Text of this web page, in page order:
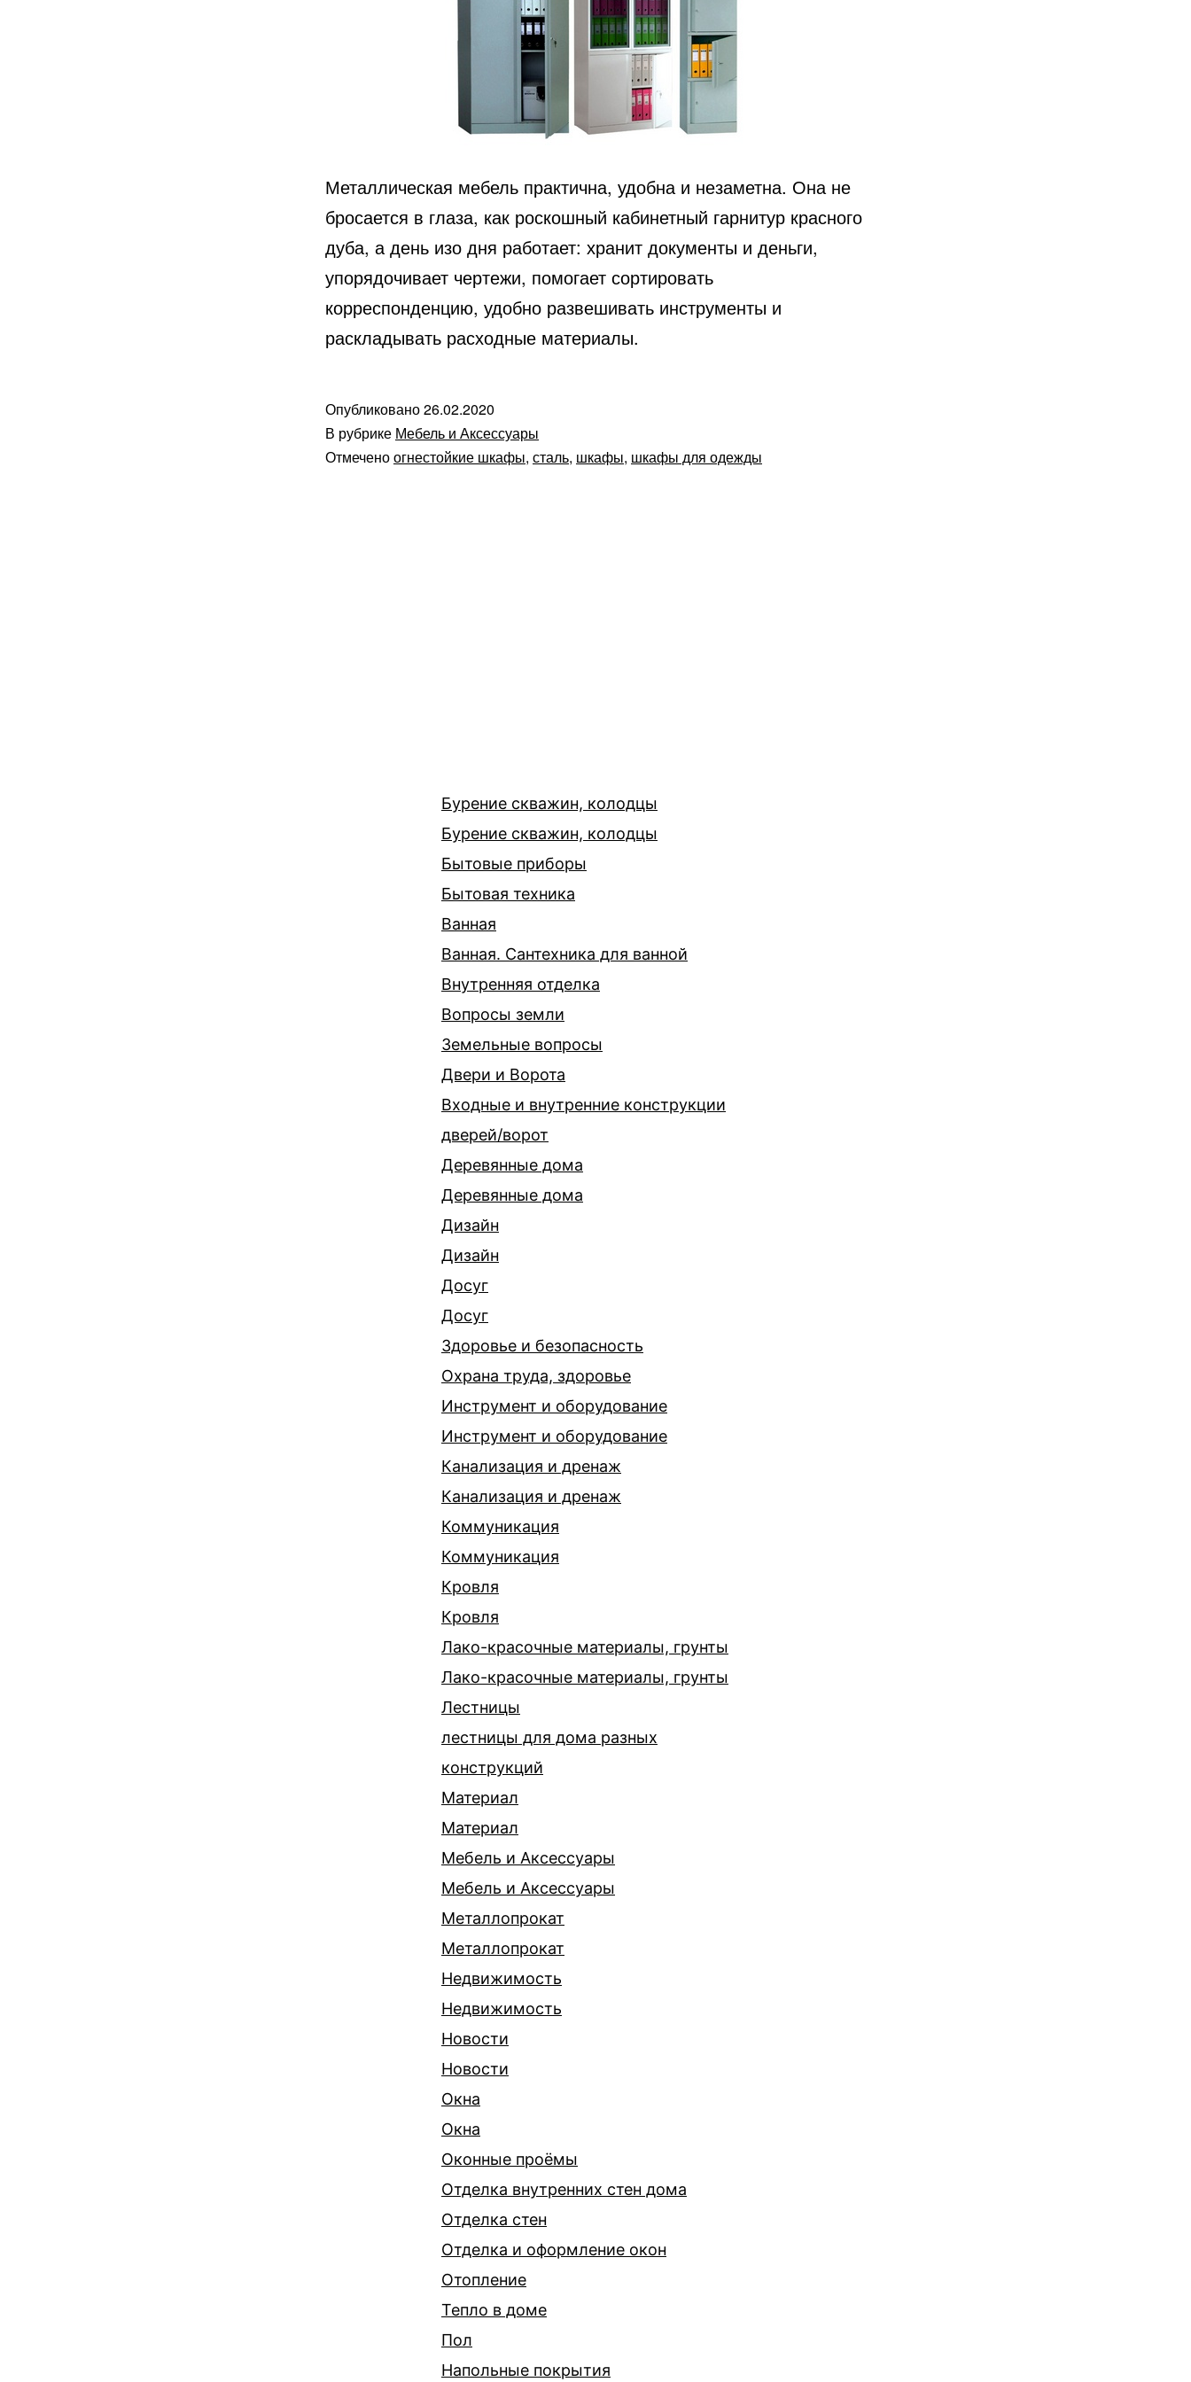
Металлическая мебель практична, удобна и незаметна. Она не
бросается в глаза, как роскошный кабинетный гарнитур красного
дуба, а день изо дня работает: хранит документы и деньги,
упорядочивает чертежи, помогает сортировать
корреспонденцию, удобно развешивать инструменты и
раскладывать расходные материалы.
Опубликовано26.02.2020
В рубрике Мебель и Аксессуары
Отмеченоогнестойкие шкафы, сталь, шкафы, шкафы для одежды
Бурение скважин, колодцы
Бурение скважин, колодцы
Бытовые приборы
Бытовая техника
Ванная
Ванная. Сантехника для ванной
Внутренняя отделка
Вопросы земли
Земельные вопросы
Двери и Ворота
Входные и внутренние конструкции
дверей/ворот
Деревянные дома
Деревянные дома
Дизайн
Дизайн
Досуг
Досуг
Здоровье и безопасность
Охрана труда, здоровье
Инструмент и оборудование
Инструмент и оборудование
Канализация и дренаж
Канализация и дренаж
Коммуникация
Коммуникация
Кровля
Кровля
Лако-красочные материалы, грунты
Лако-красочные материалы, грунты
Лестницы
лестницы для дома разных
конструкций
Материал
Материал
Мебель и Аксессуары
Мебель и Аксессуары
Металлопрокат
Металлопрокат
Недвижимость
Недвижимость
Новости
Новости
Окна
Окна
Оконные проёмы
Отделка внутренних стен дома
Отделка стен
Отделка и оформление окон
Отопление
Тепло в доме
Пол
Напольные покрытия